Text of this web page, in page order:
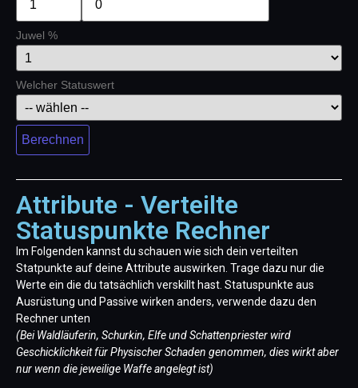
Juwel %
Welcher Statuswert
Berechnen
Attribute - Verteilte
Statuspunkte Rechner
Im Folgenden kannst du schauen wie sich dein verteilten
Statpunkte auf deine Attribute auswirken. Trage dazu nur die
Werte ein die du tatsächlich verskillt hast. Statuspunkte aus
Ausrüstung und Passive wirken anders, verwende dazu den
Rechner unten
(Bei Waldläuferin, Schurkin, Elfe und Schattenpriester wird
Geschicklichkeit für Physischer Schaden genommen, dies wirkt aber
nur wenn die jeweilige Waffe angelegt ist)